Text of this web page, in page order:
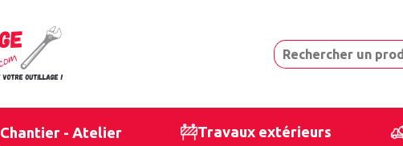
Chantier - Atelier Travaux extérieurs